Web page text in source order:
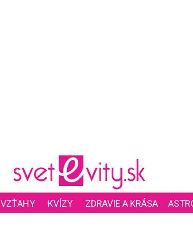
VZŤAHY KVÍZY ZDRAVIE A KRÁSA